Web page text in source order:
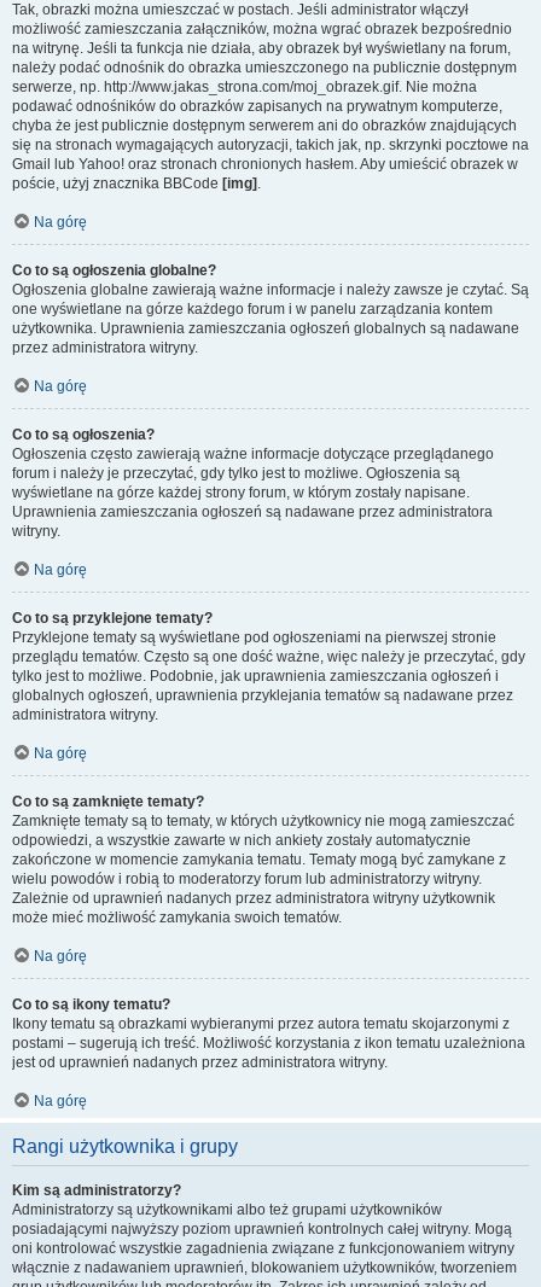
Tak, obrazki można umieszczać w postach. Jeśli administrator włączył
możliwość zamieszczania załączników, można wgrać obrazek bezpośrednio
na witrynę. Jeśli ta funkcja nie działa, aby obrazek był wyświetlany na forum,
należy podać odnośnik do obrazka umieszczonego na publicznie dostępnym
serwerze, np. http://www.jakas_strona.com/moj_obrazek.gif. Nie można
podawać odnośników do obrazków zapisanych na prywatnym komputerze,
chyba że jest publicznie dostępnym serwerem ani do obrazków znajdujących
się na stronach wymagających autoryzacji, takich jak, np. skrzynki pocztowe na
Gmail lub Yahoo! oraz stronach chronionych hasłem. Aby umieścić obrazek w
poście, użyj znacznika BBCode [img] .
Na górę
Co to są ogłoszenia globalne?
Ogłoszenia globalne zawierają ważne informacje i należy zawsze je czytać. Są
one wyświetlane na górze każdego forum i w panelu zarządzania kontem
użytkownika. Uprawnienia zamieszczania ogłoszeń globalnych są nadawane
przez administratora witryny.
Na górę
Co to są ogłoszenia?
Ogłoszenia często zawierają ważne informacje dotyczące przeglądanego
forum i należy je przeczytać, gdy tylko jest to możliwe. Ogłoszenia są
wyświetlane na górze każdej strony forum, w którym zostały napisane.
Uprawnienia zamieszczania ogłoszeń są nadawane przez administratora
witryny.
Na górę
Co to są przyklejone tematy?
Przyklejone tematy są wyświetlane pod ogłoszeniami na pierwszej stronie
przeglądu tematów. Często są one dość ważne, więc należy je przeczytać, gdy
tylko jest to możliwe. Podobnie, jak uprawnienia zamieszczania ogłoszeń i
globalnych ogłoszeń, uprawnienia przyklejania tematów są nadawane przez
administratora witryny.
Na górę
Co to są zamknięte tematy?
Zamknięte tematy są to tematy, w których użytkownicy nie mogą zamieszczać
odpowiedzi, a wszystkie zawarte w nich ankiety zostały automatycznie
zakończone w momencie zamykania tematu. Tematy mogą być zamykane z
wielu powodów i robią to moderatorzy forum lub administratorzy witryny.
Zależnie od uprawnień nadanych przez administratora witryny użytkownik
może mieć możliwość zamykania swoich tematów.
Na górę
Co to są ikony tematu?
Ikony tematu są obrazkami wybieranymi przez autora tematu skojarzonymi z
postami – sugerują ich treść. Możliwość korzystania z ikon tematu uzależniona
jest od uprawnień nadanych przez administratora witryny.
Na górę
Rangi użytkownika i grupy
Kim są administratorzy?
Administratorzy są użytkownikami albo też grupami użytkowników
posiadającymi najwyższy poziom uprawnień kontrolnych całej witryny. Mogą
oni kontrolować wszystkie zagadnienia związane z funkcjonowaniem witryny
włącznie z nadawaniem uprawnień, blokowaniem użytkowników, tworzeniem